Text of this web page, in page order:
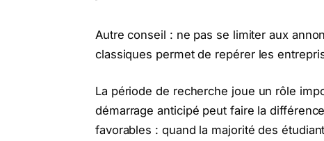
Autre conseil : ne pas se limiter aux
classiques permet de repérer les
La période de recherche joue un rôle
démarrage anticipé peut faire la
favorables : quand la majorité des